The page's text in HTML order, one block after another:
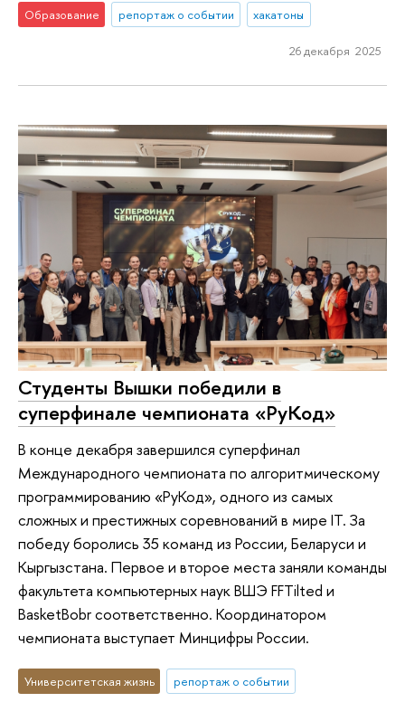
Образование репортаж о событии хакатоны
26 декабря 2025
Студенты Вышки победили в
суперфинале чемпионата «РуКод»
В конце декабря завершился суперфинал
Международного чемпионата по алгоритмическому
программированию «РуКод», одного из самых
сложных и престижных соревнований в мире IT. За
победу боролись 35 команд из России, Беларуси и
Кыргызстана. Первое и второе места заняли команды
факультета компьютерных наук ВШЭ FFTilted и
BasketBobr соответственно. Координатором
чемпионата выступает Минцифры России.
Университетская жизнь репортаж о событии